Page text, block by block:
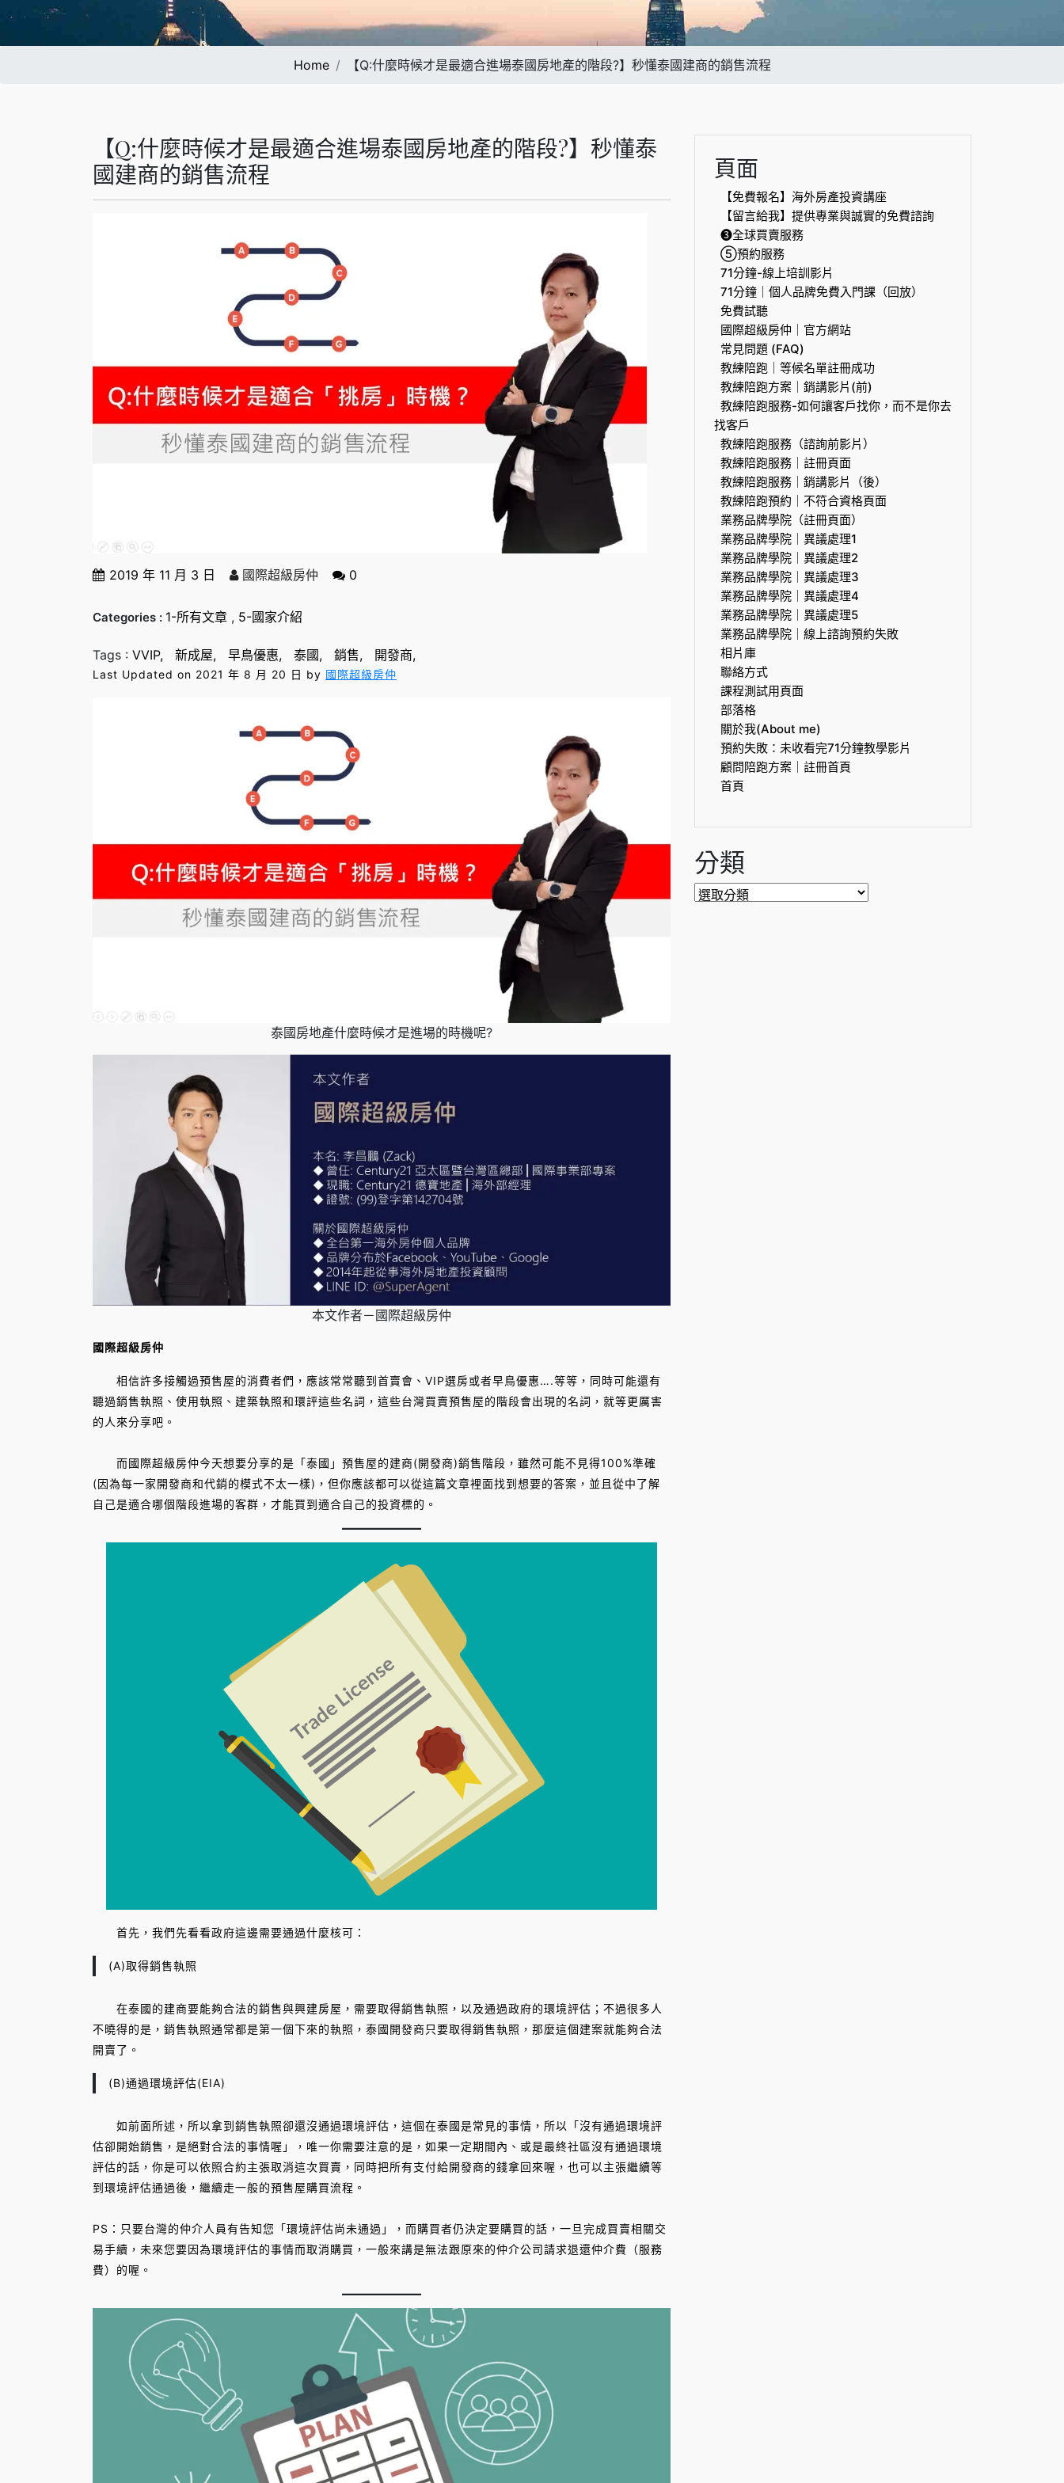
Home 【Q:什麼時候才是最適合進場泰國房地產的階段?】秒懂泰國建商的銷售流程
【Q:什麼時候才是最適合進場泰國房地產的階段?】秒懂泰
國建商的銷售流程
2019 年 11 月 3 日 國際超級房仲 0
Categories : 1-所有文章 , 5-國家介紹
Tags : VVIP 新成屋 早鳥優惠 泰國 銷售 開發商
Last Updated on 2021 年 8 月 20 日 by 國際超級房仲
泰國房地產什麼時候才是進場的時機呢?
本文作者－國際超級房仲
國際超級房仲
相信許多接觸過預售屋的消費者們，應該常常聽到首賣會、VIP選房或者早鳥優惠….等等，同時可能還有
聽過銷售執照、使用執照、建築執照和環評這些名詞，這些台灣買賣預售屋的階段會出現的名詞，就等更厲害
的人來分享吧。
而國際超級房仲今天想要分享的是「泰國」預售屋的建商(開發商)銷售階段，雖然可能不見得100%準確
(因為每一家開發商和代銷的模式不太一樣)，但你應該都可以從這篇文章裡面找到想要的答案，並且從中了解
自己是適合哪個階段進場的客群，才能買到適合自己的投資標的。
首先，我們先看看政府這邊需要通過什麼核可：
(A)取得銷售執照
在泰國的建商要能夠合法的銷售與興建房屋，需要取得銷售執照，以及通過政府的環境評估；不過很多人
不曉得的是，銷售執照通常都是第一個下來的執照，泰國開發商只要取得銷售執照，那麼這個建案就能夠合法
開賣了。
(B)通過環境評估(EIA)
如前面所述，所以拿到銷售執照卻還沒通過環境評估，這個在泰國是常見的事情，所以「沒有通過環境評
估卻開始銷售，是絕對合法的事情喔」，唯一你需要注意的是，如果一定期間內、或是最終社區沒有通過環境
評估的話，你是可以依照合約主張取消這次買賣，同時把所有支付給開發商的錢拿回來喔，也可以主張繼續等
到環境評估通過後，繼續走一般的預售屋購買流程。
PS：只要台灣的仲介人員有告知您「環境評估尚未通過」，而購買者仍決定要購買的話，一旦完成買賣相關交
易手續，未來您要因為環境評估的事情而取消購買，一般來講是無法跟原來的仲介公司請求退還仲介費（服務
費）的喔。
頁面
【免費報名】海外房產投資講座
【留言給我】提供專業與誠實的免費諮詢
❸全球買賣服務
⑤預約服務
71分鐘-線上培訓影片
71分鐘｜個人品牌免費入門課（回放）
免費試聽
國際超級房仲｜官方網站
常見問題 (FAQ)
教練陪跑｜等候名單註冊成功
教練陪跑方案｜銷講影片(前)
教練陪跑服務-如何讓客戶找你，而不是你去
找客戶
教練陪跑服務（諮詢前影片）
教練陪跑服務｜註冊頁面
教練陪跑服務｜銷講影片（後）
教練陪跑預約｜不符合資格頁面
業務品牌學院（註冊頁面）
業務品牌學院｜異議處理1
業務品牌學院｜異議處理2
業務品牌學院｜異議處理3
業務品牌學院｜異議處理4
業務品牌學院｜異議處理5
業務品牌學院｜線上諮詢預約失敗
相片庫
聯絡方式
課程測試用頁面
部落格
關於我(About me)
預約失敗：未收看完71分鐘教學影片
顧問陪跑方案｜註冊首頁
首頁
分類
分